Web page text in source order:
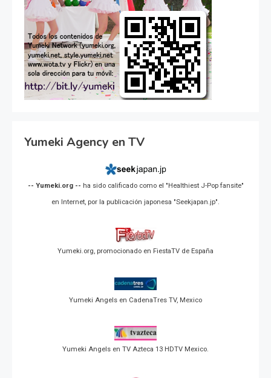
Yumeki Agency en TV
-- Yumeki.org -- ha sido calificado como el "Healthiest J-Pop fansite"
en Internet, por la publicación japonesa "Seekjapan.jp".
Yumeki.org, promocionado en FiestaTV de España
Yumeki Angels en CadenaTres TV, Mexico
Yumeki Angels en TV Azteca 13 HDTV Mexico.